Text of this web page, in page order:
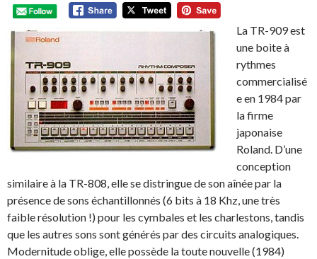
La TR-909 est
une boite à
rythmes
commercialisé
e en 1984 par
la firme
japonaise
Roland. D’une
conception
similaire à la TR-808, elle se distringue de son aînée par la
présence de sons échantillonnés (6 bits à 18 Khz, une très
faible résolution !) pour les cymbales et les charlestons, tandis
que les autres sons sont générés par des circuits analogiques.
Modernitude oblige, elle possède la toute nouvelle (1984)